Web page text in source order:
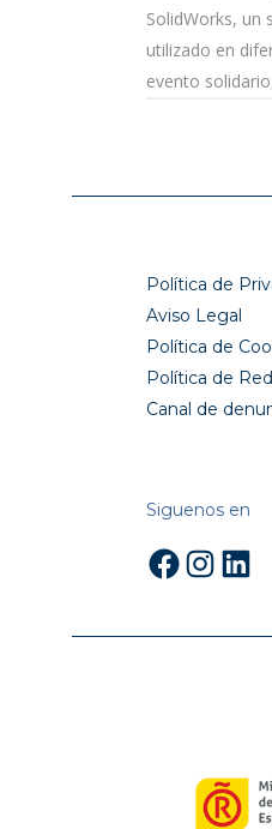
SolidWorks, un
utilizado en
evento
Política de
Aviso Legal
Política de
Política de
Canal de
Siguenos en
Facebook